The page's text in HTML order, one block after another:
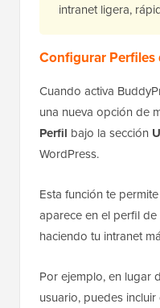
intranet ligera,
Configurar Perfiles
Cuando activa
una nueva opción de
Perfil bajo la sección
WordPress.
Esta función te
aparece en el perfil
haciendo tu intranet
Por ejemplo, en lugar
usuario, puedes